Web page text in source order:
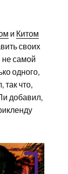
и Китом
своих
не самой
одного,
так что,
добавил,